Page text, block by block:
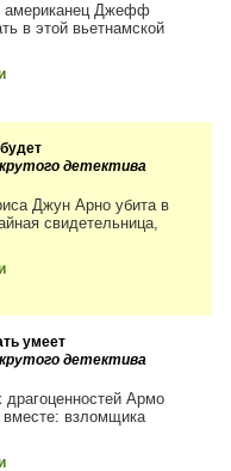
американец Джефф
в этой вьетнамской
детектива
Джун Арно убита в
свидетельница,
умеет
детектива
Армо
взломщика